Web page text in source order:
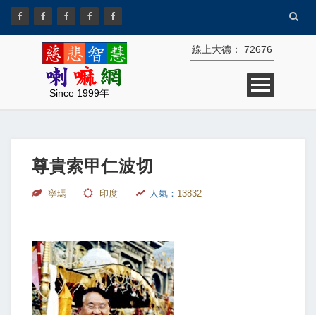
Since 1999年
線上大德： 72676
尊貴索甲仁波切
寧瑪 印度 人氣： 13832